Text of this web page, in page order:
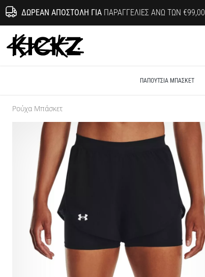
ΔΩΡΕΆΝ ΑΠΟΣΤΟΛΉ ΓΙΑΠΑΡΑΓΓΕΛΊΕΣ ΆΝΩ ΤΩΝ €99,00
KICKZ.gr
ΠΑΠΟΎΤΣΙΑ ΜΠΆΣΚΕΤ
Ρούχα Μπάσκετ